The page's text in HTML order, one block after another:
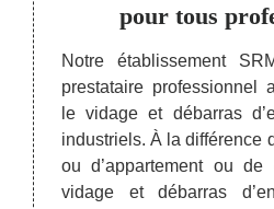
de
sur
pour tous
Notre établissement
prestataire professionnel
le vidage et débarras
industriels. À la différence
ou d’appartement ou
vidage et débarras